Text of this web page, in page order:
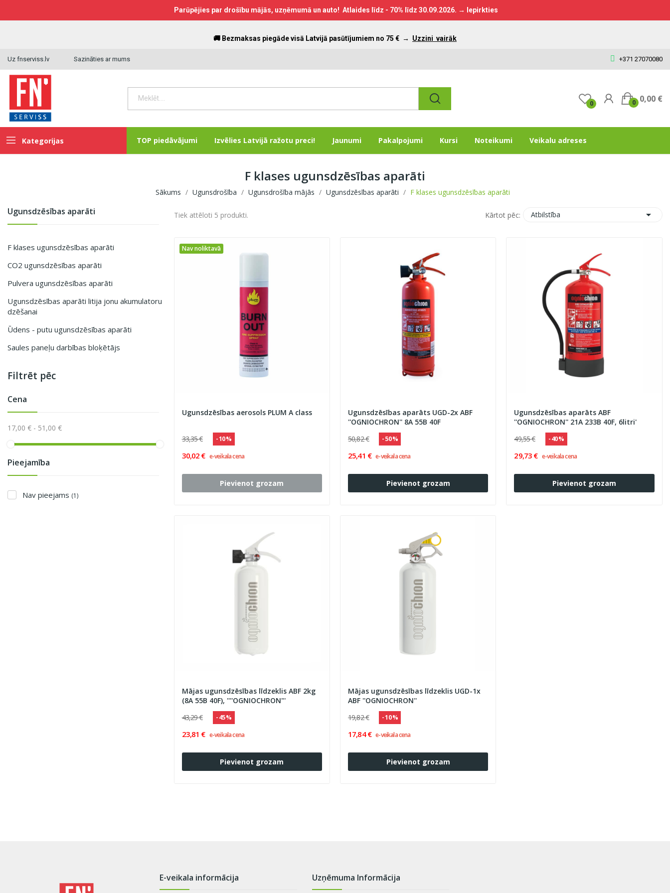
Parūpējies par drošību mājās, uzņēmumā un auto! Atlaides līdz - 70% līdz 30.09.2026. → Iepirkties
🚚 Bezmaksas piegāde visā Latvijā pasūtījumiem no 75 € → Uzzini vairāk
Uz fnserviss.lv Sazināties ar mums +371 27070080
0 0,00 €
0
Kategorijas TOP piedāvājumi Izvēlies Latvijā ražotu preci! Jaunumi Pakalpojumi Kursi Noteikumi Veikalu adreses
F klases ugunsdzēsības aparāti
Sākums Ugunsdrošība Ugunsdrošība mājās Ugunsdzēsības aparāti F klases ugunsdzēsības aparāti
Ugunsdzēsības aparāti
F klases ugunsdzēsības aparāti
CO2 ugunsdzēsības aparāti
Pulvera ugunsdzēsības aparāti
Ugunsdzēsības aparāti litija jonu akumulatoru
dzēšanai
Ūdens - putu ugunsdzēsības aparāti
Saules paneļu darbības bloķētājs
Filtrēt pēc
Cena
17,00 € - 51,00 €
Pieejamība
Nav pieejams (1)
Tiek attēloti 5 produkti. Kārtot pēc: Atbilstība 
Nav noliktavā
Ugunsdzēsības aerosols PLUM A class
33,35 € - 10 %
30,02 € e-veikala cena
Pievienot grozam
Ugunsdzēsības aparāts UGD-2x ABF
''OGNIOCHRON'' 8A 55B 40F
50,82 €
- 50 %
25,41 € e-veikala cena
Pievienot grozam
Ugunsdzēsības aparāts ABF
''OGNIOCHRON'' 21A 233B 40F, 6litri'
49,55 €
- 40 %
29,73 € e-veikala cena
Pievienot grozam
Mājas ugunsdzēsības līdzeklis ABF 2kg
(8A 55B 40F), ''''OGNIOCHRON"'
43,29 €
- 45 %
23,81 € e-veikala cena
Pievienot grozam
Mājas ugunsdzēsības līdzeklis UGD-1x
ABF ''OGNIOCHRON''
19,82 €
- 10 %
17,84 € e-veikala cena
Pievienot grozam
E-veikala informācija Uzņēmuma Informācija